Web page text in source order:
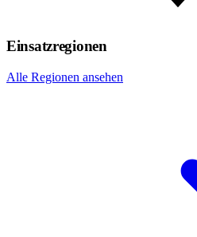
Einsatzregionen
Alle Regionen ansehen